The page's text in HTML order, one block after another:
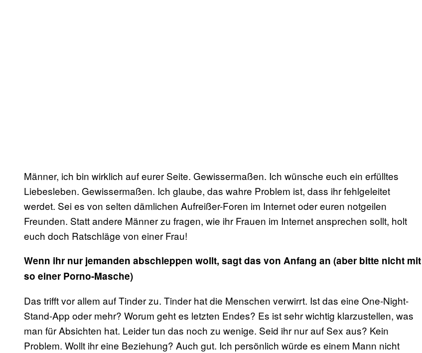
Männer, ich bin wirklich auf eurer Seite. Gewissermaßen. Ich wünsche euch ein erfülltes
Liebesleben. Gewissermaßen. Ich glaube, das wahre Problem ist, dass ihr fehlgeleitet
werdet. Sei es von selten dämlichen Aufreißer-Foren im Internet oder euren notgeilen
Freunden. Statt andere Männer zu fragen, wie ihr Frauen im Internet ansprechen sollt, holt
euch doch Ratschläge von einer Frau!
Wenn ihr nur jemanden abschleppen wollt, sagt das von Anfang an (aber bitte nicht mit
so einer Porno-Masche)
Das trifft vor allem auf Tinder zu. Tinder hat die Menschen verwirrt. Ist das eine One-Night-
Stand-App oder mehr? Worum geht es letzten Endes? Es ist sehr wichtig klarzustellen, was
man für Absichten hat. Leider tun das noch zu wenige. Seid ihr nur auf Sex aus? Kein
Problem. Wollt ihr eine Beziehung? Auch gut. Ich persönlich würde es einem Mann nicht